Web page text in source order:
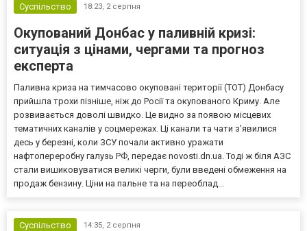
Суспільство 18:23, 2 серпня
Окупований Донбас у паливній кризі:
ситуація з цінами, чергами та прогноз
експерта
Паливна криза на тимчасово окуповані території (ТОТ) Донбасу
прийшла трохи пізніше, ніж до Росії та окупованого Криму. Але
розвивається доволі швидко. Це видно за появою місцевих
тематичних каналів у соцмережах. Ці канали та чати з’явилися
десь у березні, коли ЗСУ почали активно уражати
нафтопереробну галузь РФ, передає novosti.dn.ua. Тоді ж біля АЗС
стали вишиковуватися великі черги, були введені обмеження на
продаж бензину. Ціни на пальне та на переоблад...
Суспільство 14:35, 2 серпня